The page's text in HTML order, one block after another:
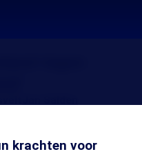
krachten voor